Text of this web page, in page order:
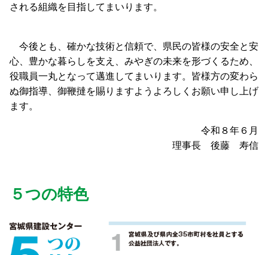
される組織を目指してまいります。
今後とも、確かな技術と信頼で、県民の皆様の安全と安
心、豊かな暮らしを支え、みやぎの未来を形づくるため、
役職員一丸となって邁進してまいります。皆様方の変わら
ぬ御指導、御鞭撻を賜りますようよろしくお願い申し上げ
ます。
令和８年６月
理事長 後藤 寿信
５つの特色